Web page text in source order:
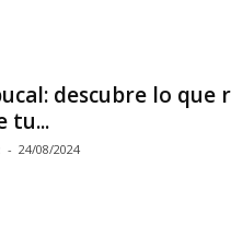
descubre lo que
tu...
- 24/08/2024